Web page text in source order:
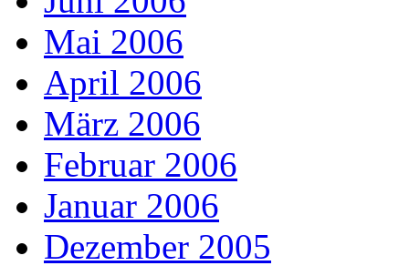
Mai 2006
April 2006
März 2006
Februar 2006
Januar 2006
Dezember 2005